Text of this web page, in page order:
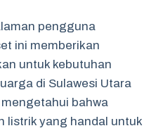
pengguna
ini memberikan
untuk kebutuhan
di Sulawesi Utara
bahwa
listrik yang handal untuk